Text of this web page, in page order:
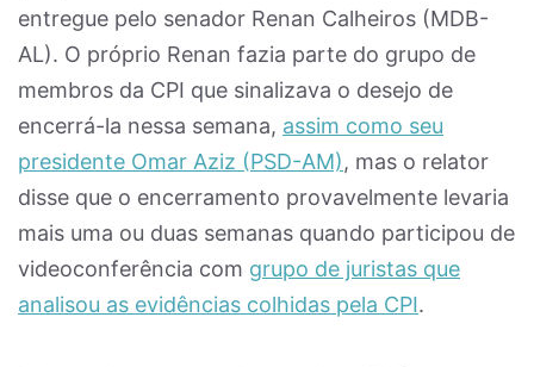
entregue pelo senador Renan Calheiros (MDB-
AL). O próprio Renan fazia parte do grupo de
membros da CPI que sinalizava o desejo de
encerrá-la nessa semana, assim como seu
presidente Omar Aziz (PSD-AM), mas o relator
disse que o encerramento provavelmente levaria
mais uma ou duas semanas quando participou de
videoconferência com grupo de juristas que
analisou as evidências colhidas pela CPI.